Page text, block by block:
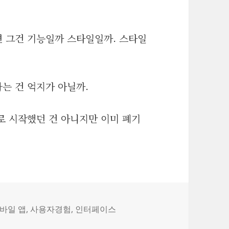
건 기능일까 스타일일까. 스타일
건 억지가 아닐까.
시작했던 건 아니지만 이미 폐기
일 앱, 사용자경험, 인터페이스